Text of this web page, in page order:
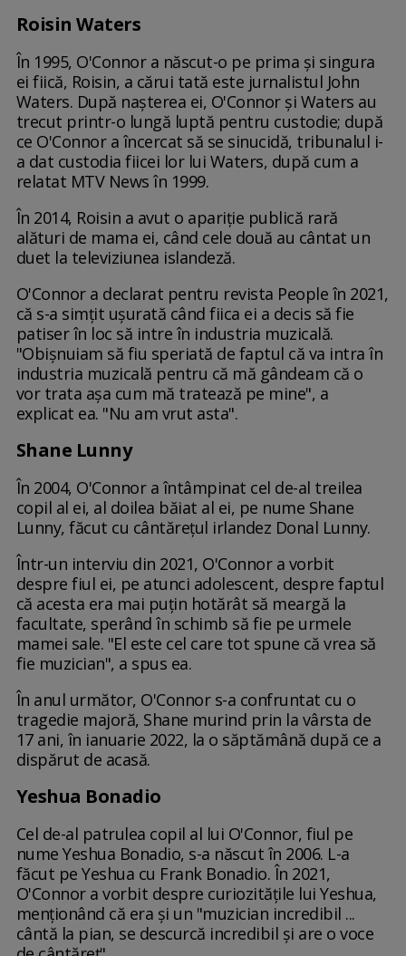
Roisin Waters
În 1995, O'Connor a născut-o pe prima și singura
ei fiică, Roisin, a cărui tată este jurnalistul John
Waters. După nașterea ei, O'Connor și Waters au
trecut printr-o lungă luptă pentru custodie; după
ce O'Connor a încercat să se sinucidă, tribunalul i-
a dat custodia fiicei lor lui Waters, după cum a
relatat MTV News în 1999.
În 2014, Roisin a avut o apariție publică rară
alături de mama ei, când cele două au cântat un
duet la televiziunea islandeză.
O'Connor a declarat pentru revista People în 2021,
că s-a simțit ușurată când fiica ei a decis să fie
patiser în loc să intre în industria muzicală.
"Obișnuiam să fiu speriată de faptul că va intra în
industria muzicală pentru că mă gândeam că o
vor trata așa cum mă tratează pe mine", a
explicat ea. "Nu am vrut asta".
Shane Lunny
În 2004, O'Connor a întâmpinat cel de-al treilea
copil al ei, al doilea băiat al ei, pe nume Shane
Lunny, făcut cu cântărețul irlandez Donal Lunny.
Într-un interviu din 2021, O'Connor a vorbit
despre fiul ei, pe atunci adolescent, despre faptul
că acesta era mai puțin hotărât să meargă la
facultate, sperând în schimb să fie pe urmele
mamei sale. "El este cel care tot spune că vrea să
fie muzician", a spus ea.
În anul următor, O'Connor s-a confruntat cu o
tragedie majoră, Shane murind prin la vârsta de
17 ani, în ianuarie 2022, la o săptămână după ce a
dispărut de acasă.
Yeshua Bonadio
Cel de-al patrulea copil al lui O'Connor, fiul pe
nume Yeshua Bonadio, s-a născut în 2006. L-a
făcut pe Yeshua cu Frank Bonadio. În 2021,
O'Connor a vorbit despre curiozitățile lui Yeshua,
menționând că era și un "muzician incredibil ...
cântă la pian, se descurcă incredibil și are o voce